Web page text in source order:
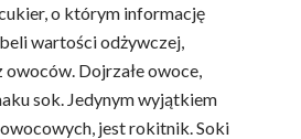
o którym informację
wartości odżywczej,
Dojrzałe owoce,
sok. Jedynym wyjątkiem
jest rokitnik. Soki